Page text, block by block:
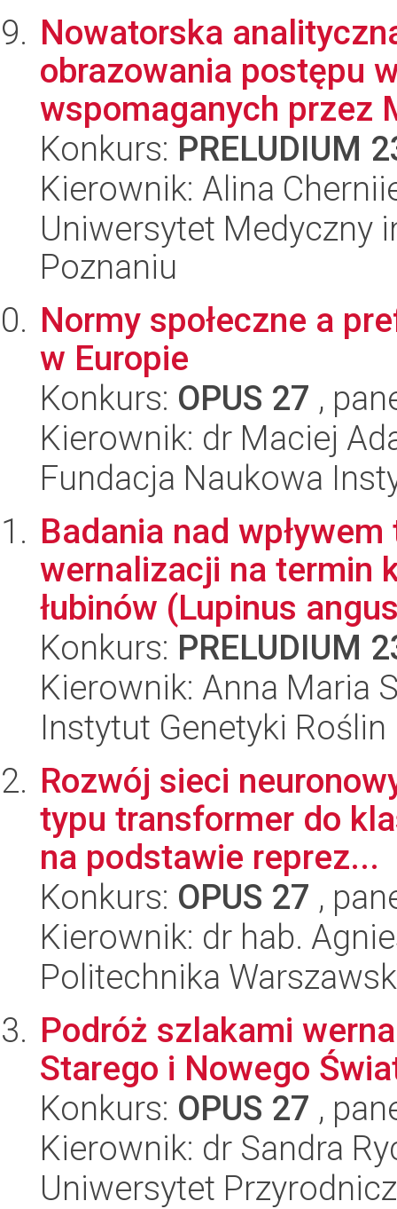
Nowatorska
obrazowania postępu
wspomaganych przez
Konkurs: PRELUDIUM
Kierownik: Alina
Uniwersytet Medyczny
Poznaniu
Normy społeczne a
w Europie
Konkurs: OPUS 27 ,
Kierownik: dr Maciej
Fundacja Naukowa
Badania nad
wernalizacji na termin
łubinów (Lupinus
Konkurs: PRELUDIUM
Kierownik: Anna Maria
Instytut Genetyki Roślin
Rozwój sieci
typu transformer do
na podstawie reprez...
Konkurs: OPUS 27 ,
Kierownik: dr hab.
Politechnika
Podróż szlakami
Starego i Nowego
Konkurs: OPUS 27 ,
Kierownik: dr Sandra
Uniwersytet